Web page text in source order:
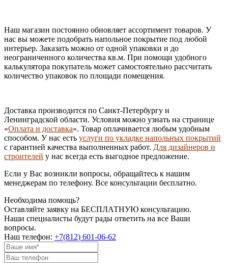
Наш магазин постоянно обновляет ассортимент товаров. У
нас вы можете подобрать напольное покрытие под любой
интерьер. Заказать можно от одной упаковки и до
неограниченного количества кв.м. При помощи удобного
калькулятора покупатель может самостоятельно рассчитать
количество упаковок по площади помещения.
Доставка производится по Санкт-Петербургу и
Ленинградской области. Условия можно узнать на странице
«Оплата и доставка». Товар оплачивается любым удобным
способом. У нас есть услуги по укладке напольных покрытий
с гарантией качества выполненных работ. Для дизайнеров и
строителей у нас всегда есть выгодное предложение.
Если у Вас возникли вопросы, обращайтесь к нашим
менеджерам по телефону. Все консультации бесплатно.
Необходима помощь?
Оставляйте заявку на БЕСПЛАТНУЮ консультацию.
Наши специалисты будут рады ответить на все Ваши
вопросы.
Наш телефон: +7(812) 601-06-62